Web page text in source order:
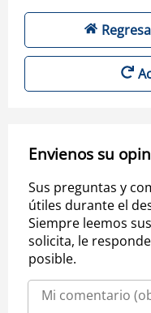
Envienos su
Sus preguntas y
útiles durante el
Siempre leemos
solicita, le
posible.